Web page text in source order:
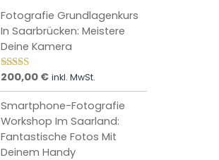
Fotografie Grundlagenkurs
In Saarbrücken: Meistere
Deine Kamera
Bewertet
200,00 € inkl. MwSt.
Smartphone-Fotografie
Workshop Im Saarland:
Fantastische Fotos Mit
Deinem Handy